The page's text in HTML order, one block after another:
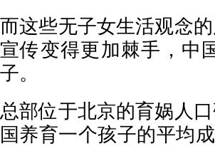
而这些无子女生活观念
宣传变得更加棘手，中
子。
总部位于北京的育娲人
国养育一个孩子的平均